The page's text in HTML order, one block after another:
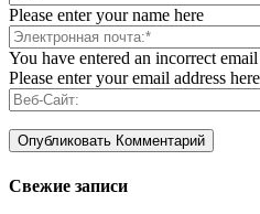
Please enter your name here
You have entered an incorrect email
Please enter your email address here
Свежие записи